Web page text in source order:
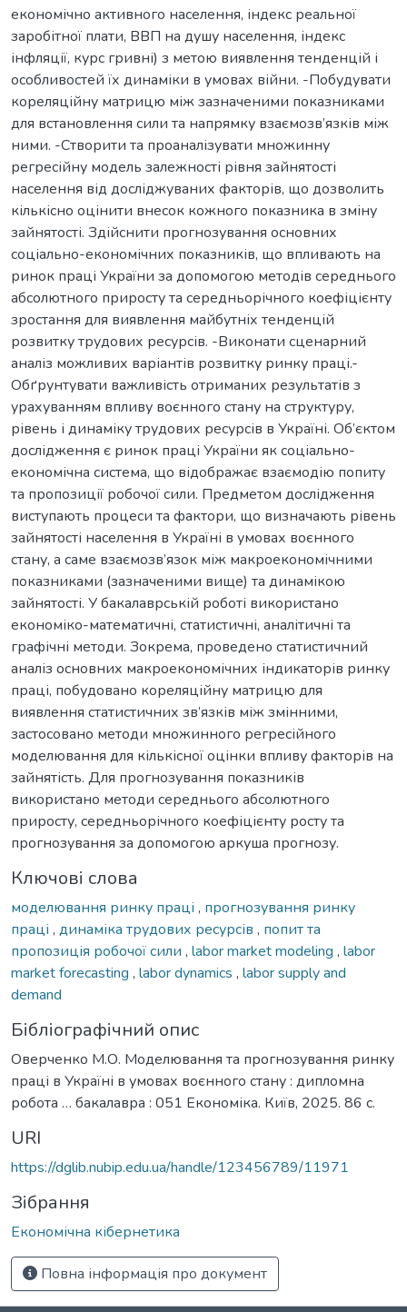
економічно активного населення, індекс реальної
заробітної плати, ВВП на душу населення, індекс
інфляції, курс гривні) з метою виявлення тенденцій і
особливостей їх динаміки в умовах війни. -Побудувати
кореляційну матрицю між зазначеними показниками
для встановлення сили та напрямку взаємозв’язків між
ними. -Створити та проаналізувати множинну
регресійну модель залежності рівня зайнятості
населення від досліджуваних факторів, що дозволить
кількісно оцінити внесок кожного показника в зміну
зайнятості. Здійснити прогнозування основних
соціально-економічних показників, що впливають на
ринок праці України за допомогою методів середнього
абсолютного приросту та середньорічного коефіцієнту
зростання для виявлення майбутніх тенденцій
розвитку трудових ресурсів. -Виконати сценарний
аналіз можливих варіантів розвитку ринку праці.-
Обґрунтувати важливість отриманих результатів з
урахуванням впливу воєнного стану на структуру,
рівень і динаміку трудових ресурсів в Україні. Об’єктом
дослідження є ринок праці України як соціально-
економічна система, що відображає взаємодію попиту
та пропозиції робочої сили. Предметом дослідження
виступають процеси та фактори, що визначають рівень
зайнятості населення в Україні в умовах воєнного
стану, а саме взаємозв’язок між макроекономічними
показниками (зазначеними вище) та динамікою
зайнятості. У бакалаврській роботі використано
економіко-математичні, статистичні, аналітичні та
графічні методи. Зокрема, проведено статистичний
аналіз основних макроекономічних індикаторів ринку
праці, побудовано кореляційну матрицю для
виявлення статистичних зв’язків між змінними,
застосовано методи множинного регресійного
моделювання для кількісної оцінки впливу факторів на
зайнятість. Для прогнозування показників
використано методи середнього абсолютного
приросту, середньорічного коефіцієнту росту та
прогнозування за допомогою аркуша прогнозу.
Ключові слова
моделювання ринку праці , прогнозування ринку
праці , динаміка трудових ресурсів , попит та
пропозиція робочої сили , labor market modeling , labor
market forecasting , labor dynamics , labor supply and
demand
Бібліографічний опис
Оверченко М.О. Моделювання та прогнозування ринку
праці в Україні в умовах воєнного стану : дипломна
робота … бакалавра : 051 Економіка. Київ, 2025. 86 с.
URI
https://dglib.nubip.edu.ua/handle/123456789/11971
Зібрання
Економічна кібернетика
Повна інформація про документ